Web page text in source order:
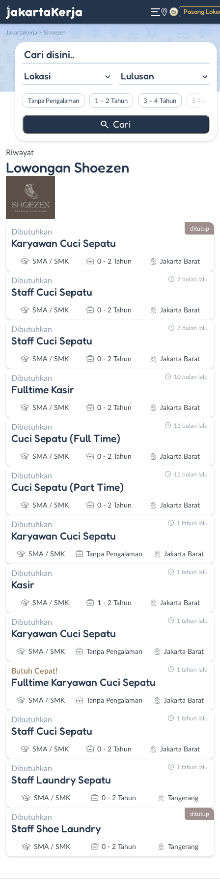
Pasang
Gelap
JakartaKerja > Shoezen
Lokasi Lulusan
Tanpa Pengalaman 1 – 2 Tahun 3 – 4 Tahun 5 Tahun
Riwayat
Lowongan Shoezen
Dibutuhkan
Karyawan Cuci Sepatu
SMA / SMK 0 - 2 Tahun Jakarta Barat
ditutup
Dibutuhkan
Staff Cuci Sepatu
SMA / SMK 0 - 2 Tahun Jakarta Barat
7 bulan lalu
Dibutuhkan
Staff Cuci Sepatu
SMA / SMK 0 - 2 Tahun Jakarta Barat
7 bulan lalu
Dibutuhkan
Fulltime Kasir
SMA / SMK 0 - 2 Tahun Jakarta Barat
10 bulan lalu
Dibutuhkan
Cuci Sepatu (Full Time)
SMA / SMK 0 - 2 Tahun Jakarta Barat
11 bulan lalu
Dibutuhkan
Cuci Sepatu (Part Time)
SMA / SMK 0 - 2 Tahun Jakarta Barat
11 bulan lalu
Dibutuhkan
Karyawan Cuci Sepatu
SMA / SMK Tanpa Pengalaman Jakarta Barat
1 tahun lalu
Dibutuhkan
Kasir
SMA / SMK 1 - 2 Tahun Jakarta Barat
1 tahun lalu
Dibutuhkan
Karyawan Cuci Sepatu
SMA / SMK Tanpa Pengalaman Jakarta Barat
1 tahun lalu
Butuh Cepat!
Fulltime Karyawan Cuci Sepatu
SMA / SMK Tanpa Pengalaman Jakarta Barat
1 tahun lalu
Dibutuhkan
Staff Cuci Sepatu
SMA / SMK 0 - 2 Tahun Jakarta Barat
1 tahun lalu
Dibutuhkan
Staff Laundry Sepatu
SMA / SMK 0 - 2 Tahun Tangerang
1 tahun lalu
Dibutuhkan
Staff Shoe Laundry
SMA / SMK 0 - 2 Tahun Tangerang
ditutup